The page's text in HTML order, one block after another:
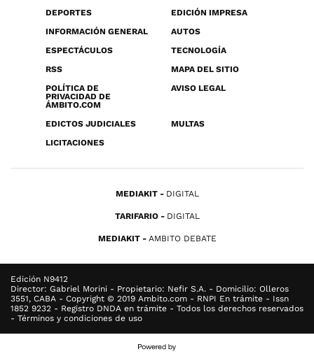
DEPORTES
EDICIÓN IMPRESA
INFORMACIÓN GENERAL
AUTOS
ESPECTÁCULOS
TECNOLOGÍA
RSS
MAPA DEL SITIO
POLÍTICA DE
PRIVACIDAD DE
ÁMBITO.COM
AVISO LEGAL
EDICTOS JUDICIALES
MULTAS
LICITACIONES
MEDIAKIT DIGITAL
TARIFARIO DIGITAL
MEDIAKIT AMBITO DEBATE
Edición N9412
Director: Gabriel Morini - Propietario: Nefir S.A. - Domicilio: Olleros
3551, CABA - Copyright © 2019 Ambito.com - RNPI En trámite - Issn
1852 9232 - Registro DNDA en trámite - Todos los derechos reservados
- Términos y condiciones de uso